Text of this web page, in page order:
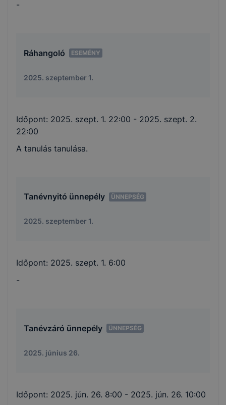
-
Ráhangoló ESEMÉNY
2025. szeptember 1.
Időpont: 2025. szept. 1. 22:00 - 2025. szept. 2.
22:00
A tanulás tanulása.
Tanévnyitó ünnepély ÜNNEPSÉG
2025. szeptember 1.
Időpont: 2025. szept. 1. 6:00
-
Tanévzáró ünnepély ÜNNEPSÉG
2025. június 26.
Időpont: 2025. jún. 26. 8:00 - 2025. jún. 26. 10:00